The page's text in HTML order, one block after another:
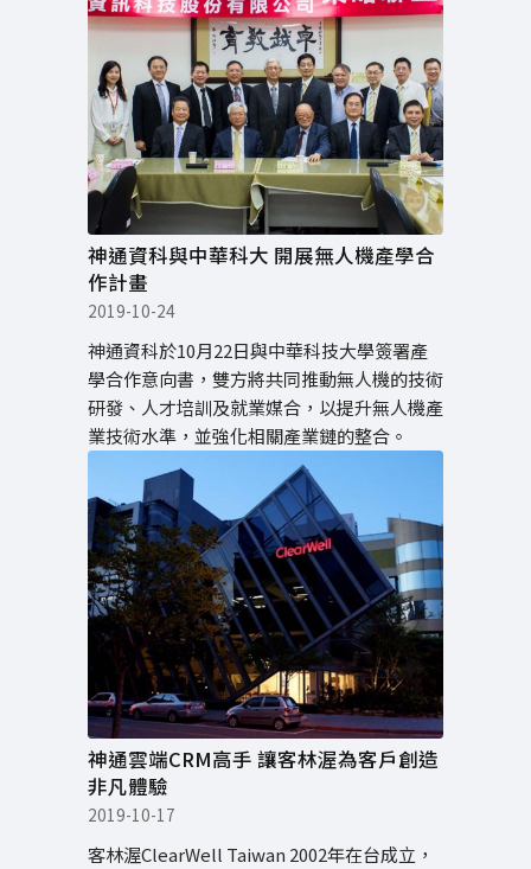
神通資科與中華科大 開展無人機產學合
作計畫
2019-10-24
神通資科於10月22日與中華科技大學簽署產
學合作意向書，雙方將共同推動無人機的技術
研發、人才培訓及就業媒合，以提升無人機產
業技術水準，並強化相關產業鏈的整合。
神通雲端CRM高手 讓客林渥為客戶創造
非凡體驗
2019-10-17
客林渥ClearWell Taiwan 2002年在台成立，